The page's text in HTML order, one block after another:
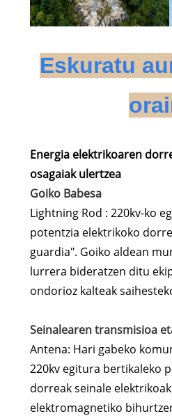
Eskuratu
Energia elektrikoaren
osagaiak ulertzea
Goiko Babesa
Lightning Rod : 220kv-ko
potentzia elektrikoko
guardia". Goiko aldean
lurrera bideratzen ditu
ondorioz kalteak
Seinalearen transmisioa
Antena: Hari gabeko
220kv egitura bertikaleko
dorreak seinale
elektromagnetiko